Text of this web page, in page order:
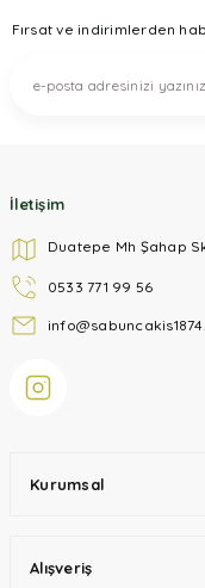
Fırsat ve indirimlerden
İletişim
Duatepe Mh Şahap
0533 771 99 56
Kurumsal
Alışveriş